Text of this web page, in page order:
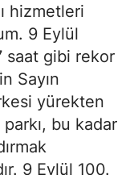
hizmetleri
9 Eylül
saat gibi rekor
Sayın
yürekten
bu kadar
9 Eylül 100.